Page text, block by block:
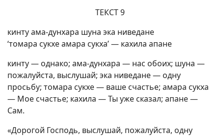
ТЕКСТ 9
кинту ама-дунхара шуна эка ниведане
‘томара сукхе амара сукха’ — кахила апане
кинту — однако; ама-дунхара — нас обоих; шуна —
пожалуйста, выслушай; эка ниведане — одну
просьбу; томара сукхе — ваше счастье; амара сукха
— Мое счастье; кахила — Ты уже сказал; апане —
Сам.
«Дорогой Господь, выслушай, пожалуйста, одну